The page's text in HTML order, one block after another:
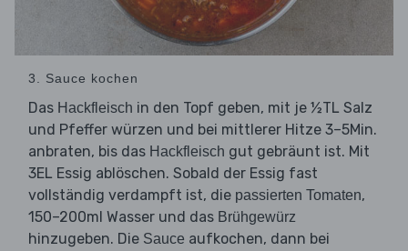
3. Sauce kochen
Das Hackfleisch in den Topf geben, mit je ½TL Salz
und Pfeffer würzen und bei mittlerer Hitze 3–5Min.
anbraten, bis das Hackfleisch gut gebräunt ist. Mit
3EL Essig ablöschen. Sobald der Essig fast
vollständig verdampft ist, die passierten Tomaten,
150–200ml Wasser und das Brühgewürz
hinzugeben. Die Sauce aufkochen, dann bei